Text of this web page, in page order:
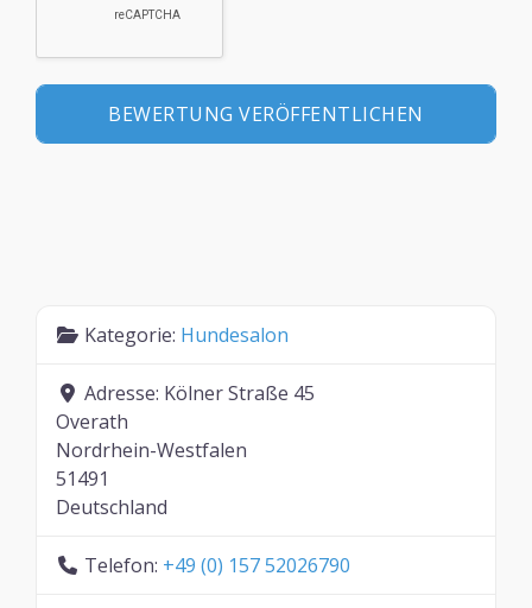
Kategorie: Hundesalon
Adresse: Kölner Straße 45
Overath
Nordrhein-Westfalen
51491
Deutschland
Telefon: +49 (0) 157 52026790